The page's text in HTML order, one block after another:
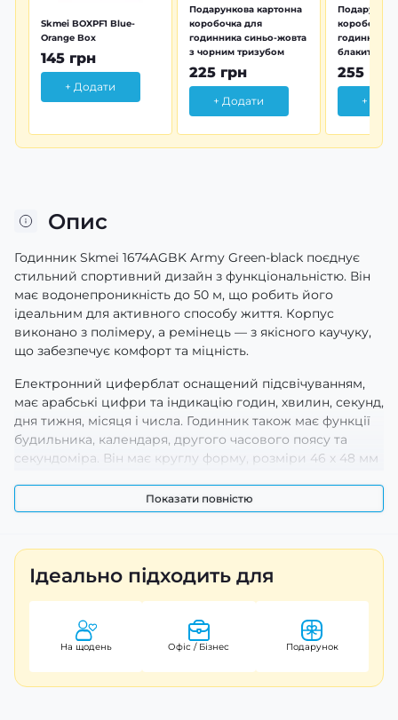
Skmei BOXPF1 Blue-
Orange Box
145 грн
+ Додати
Подарункова картонна
коробочка для
годинника синьо-жовта
з чорним тризубом
225 грн
+ Додати
коробочка
годинника
блакитна
255 грн
+
Опис
Годинник Skmei 1674AGBK Army Green-black поєднує
стильний спортивний дизайн з функціональністю. Він
має водонепроникність до 50 м, що робить його
ідеальним для активного способу життя. Корпус
виконано з полімеру, а ремінець — з якісного каучуку,
що забезпечує комфорт та міцність.
Електронний циферблат оснащений підсвічуванням,
має арабські цифри та індикацію годин, хвилин, секунд,
дня тижня, місяця і числа. Годинник також має функції
будильника, календаря, другого часового поясу та
секундоміра. Він має круглу форму, розміри 46 х 48 мм
Годинник представлений у чорному кольорі корпусу і
Гарантія на товар становить 12 місяців. Виробник —
Китай.
Показати повністю
Ідеально підходить для
На щодень Офіс / Бізнес Подарунок